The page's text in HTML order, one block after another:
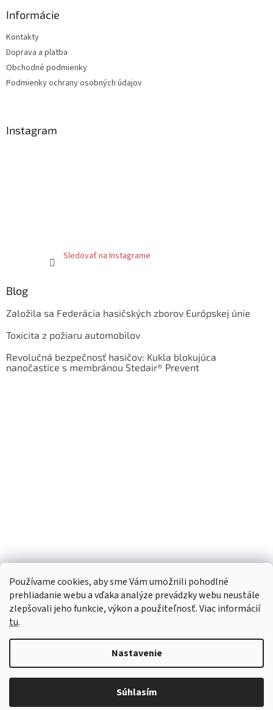
Používame cookies, aby sme Vám umožnili pohodlné
prehliadanie webu a vďaka analýze prevádzky webu neustále
zlepšovali jeho funkcie, výkon a použiteľnosť. Viac informácií
tu.
Nastavenie
Súhlasím
Informácie
Kontakty
Doprava a platba
Obchodné podmienky
Podmienky ochrany osobných údajov
Instagram
Sledovať na Instagrame
Blog
Založila sa Federácia hasičských zborov Európskej únie
Toxicita z požiaru automobilov
Revolučná bezpečnosť hasičov: Kukla blokujúca
nanočastice s membránou Stedair® Prevent
Copyright 2026Tophasici.sk. Všetky práva vyhradené.Upraviť
nastavenie cookies